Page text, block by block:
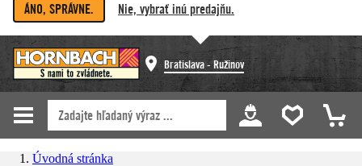
ÁNO, SPRÁVNE. Nie, vybrať inú predajňu.
Bratislava - Ružinov
Úvodná stránka